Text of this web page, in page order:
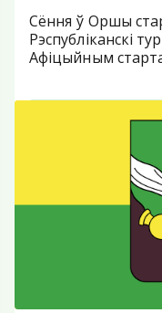
Сёння ў Оршы
Рэспубліканскі
Афіцыйным